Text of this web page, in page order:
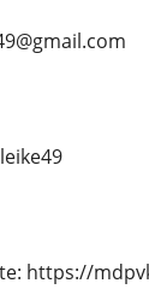
https://